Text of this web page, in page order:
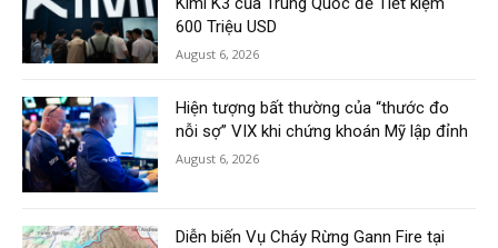
600 Triệu USD
August 6, 2026
Hiện tượng bất thường của “thước đo
nỗi sợ” VIX khi chứng khoán Mỹ lập đỉnh
August 6, 2026
Diễn biến Vụ Cháy Rừng Gann Fire tại